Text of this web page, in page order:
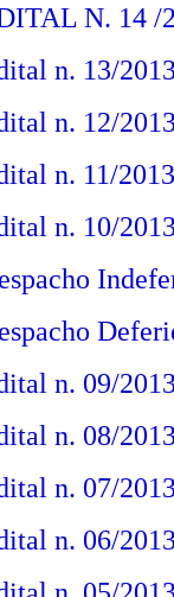
N. 14 /
n. 13/
n. 12/
n. 11/
n. 10/
n. 09/
n. 08/
n. 07/
n. 06/